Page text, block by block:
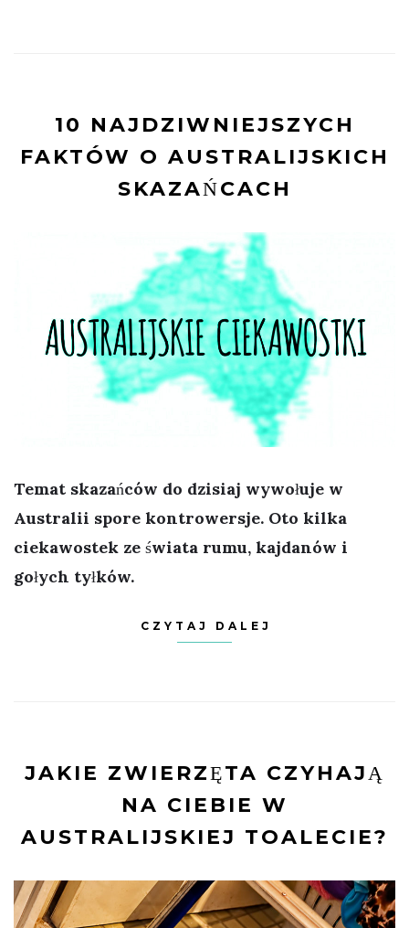
10 NAJDZIWNIEJSZYCH
FAKTÓW O AUSTRALIJSKICH
SKAZAŃCACH
Temat skazańców do dzisiaj wywołuje w
Australii spore kontrowersje. Oto kilka
ciekawostek ze świata rumu, kajdanów i
gołych tyłków.
CZYTAJ DALEJ
JAKIE ZWIERZĘTA CZYHAJĄ
NA CIEBIE W
AUSTRALIJSKIEJ TOALECIE?